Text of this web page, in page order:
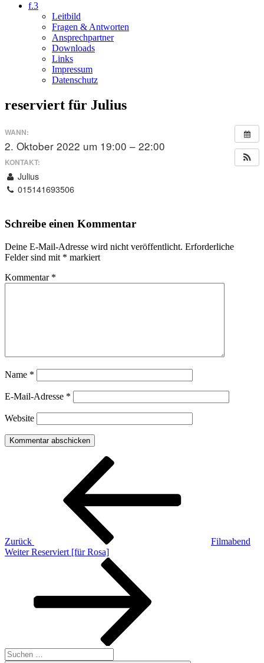
f.3
Leitbild
Fragen & Antworten
Ansprechpartner
Downloads
Links
Impressum
Datenschutz
reserviert für Julius
WANN:
2. Oktober 2022 um 19:00 – 22:00
KONTAKT:
Julius
015141693506
Schreibe einen Kommentar
Deine E-Mail-Adresse wird nicht veröffentlicht. Erforderliche
Felder sind mit * markiert
Kommentar *
Name *
E-Mail-Adresse *
Website
Beitragsnavigation
Zurück
Filmabend
Nächster
Weiter Reserviert [für Rosa]
Suchen